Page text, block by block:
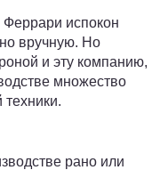
Феррари испокон
вручную. Но
и эту компанию,
множество
рано или